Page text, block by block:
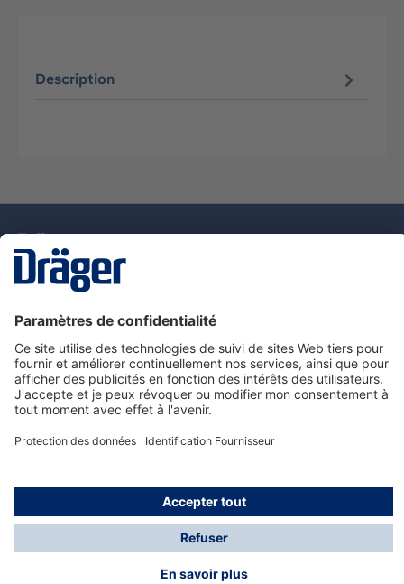
Description
Nous contacter
Service de e-commande Dräger
Informations sur les produits
© Dräger France SAS, 2024
*Prix hors taxe. Frais de gestion et de livraison standard
offerts; Indépendamment de la valeur ou du volume de